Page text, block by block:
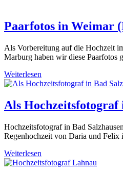
Paarfotos in Weimar
Als Vorbereitung auf die Hochzeit
Marburg haben wir diese Paarfotos
Weiterlesen
Als Hochzeitsfotograf
Hochzeitsfotograf in Bad
Regenhochzeit von Daria und Felix
Weiterlesen